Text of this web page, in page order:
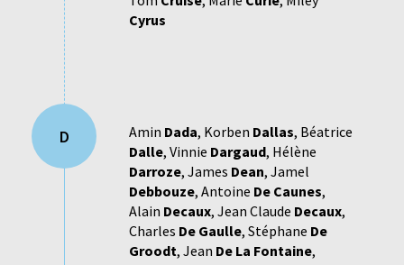
Cyrus
D Amin Dada, Korben Dallas, Béatrice
Dalle, Vinnie Dargaud, Hélène
Darroze, James Dean, Jamel
Debbouze, Antoine De Caunes,
Alain Decaux, Jean Claude Decaux,
Charles De Gaulle, Stéphane De
Groodt, Jean De La Fontaine,